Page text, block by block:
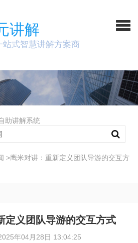
讲解
站式智慧讲解方案商
助讲解系统
>鹰米对讲：重新定义团队导游的交互方
定义团队导游的交互方式
年04月28日 13:04:25